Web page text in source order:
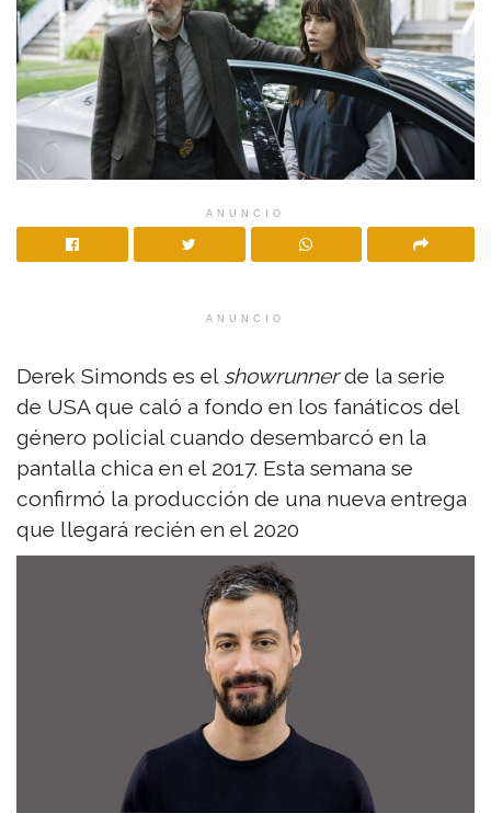
ANUNCIO
ANUNCIO
Derek Simonds es el showrunnerde la serie
de USA que caló a fondo en los fanáticos del
género policial cuando desembarcó en la
pantalla chica en el 2017. Esta semana se
confirmó la producción de una nueva entrega
que llegará recién en el 2020